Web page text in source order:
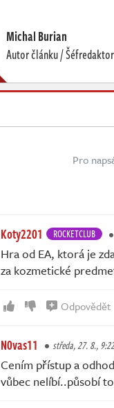
Michal Burian
Autor článku / Šéfredaktor
Pro
Koty2201 ROCKETCLUB
Hra od EA, ktorá je
za kozmetické
Odpovědět
N0vas11 středa, 27. 8., 9:22
Cením přístup a
vůbec nelíbí..působí